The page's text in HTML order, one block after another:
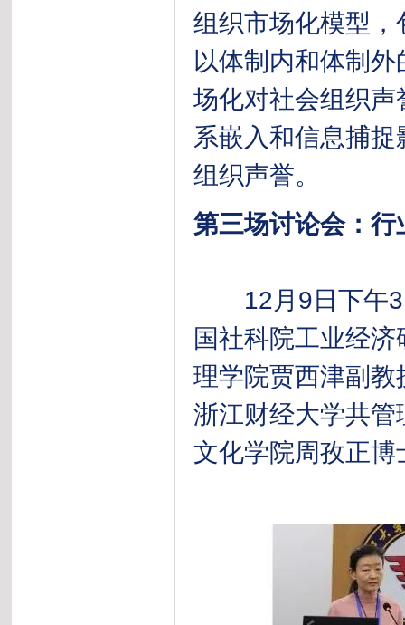
组织市场化模型
以体制内和体制
场化对社会组织
系嵌入和信息捕
组织声誉。
第三场讨论会：
12月9日下午3
国社科院工业经
理学院贾西津副
浙江财经大学共
文化学院周孜正